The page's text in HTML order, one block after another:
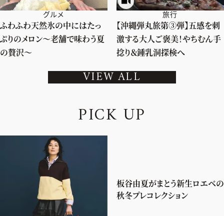
グルメ
ふわふわ天然氷の中にはたっ
ぷりのメロン〜老舗で味わう夏
の贅沢〜
旅行
【沖縄弾丸旅第③弾】五感を刺
激する大人ご褒美！やちむん手
捻り＆鍾乳洞探検へ
VIEW ALL
PICK UP
板谷由夏がまとう新生ロエベの
秋冬プレコレクション